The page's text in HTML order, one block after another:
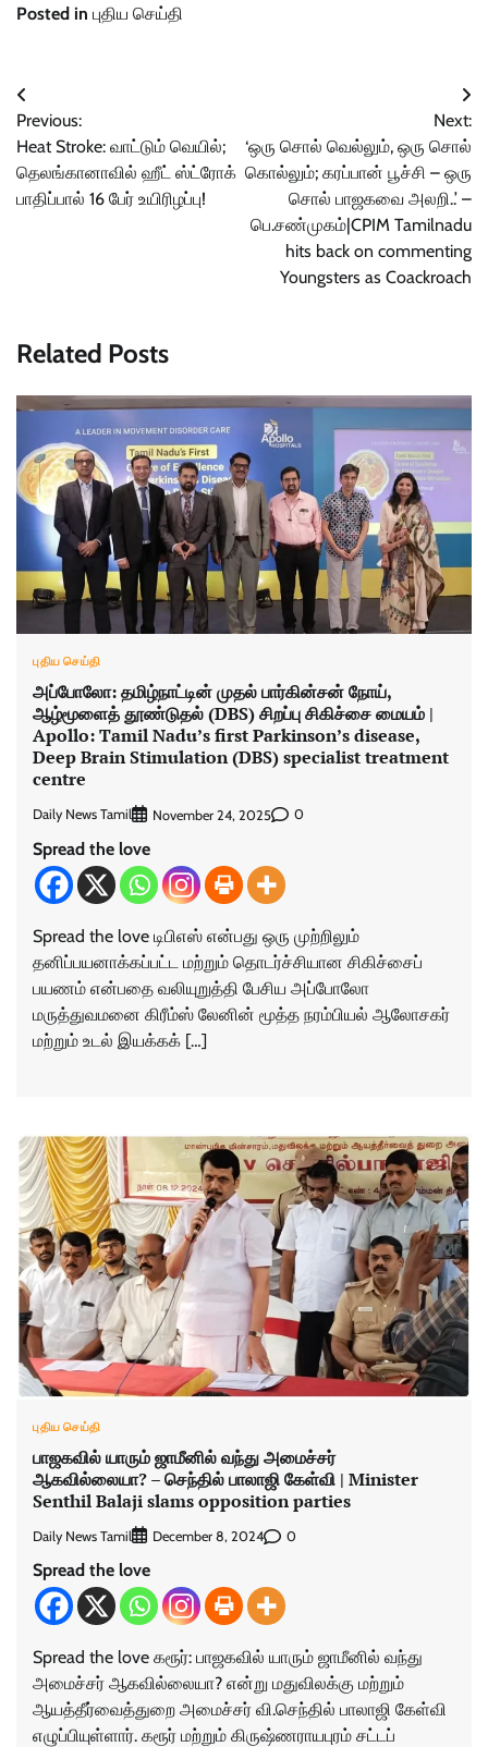
Posted in புதிய செய்தி
Post
navigation
Previous:
Heat Stroke: வாட்டும் வெயில்;
தெலங்கானாவில் ஹீட் ஸ்ட்ரோக்
பாதிப்பால் 16 பேர் உயிரிழப்பு!
Next:
‘ஒரு சொல் வெல்லும், ஒரு சொல்
கொல்லும்; கரப்பான் பூச்சி – ஒரு
சொல் பாஜகவை அலறி..’ –
பெ.சண்முகம்|CPIM Tamilnadu
hits back on commenting
Youngsters as Coackroach
Related Posts
புதிய செய்தி
அப்போலோ: தமிழ்நாட்டின் முதல் பார்கின்சன் நோய்,
ஆழ்மூளைத் தூண்டுதல் (DBS) சிறப்பு சிகிச்சை மையம் |
Apollo: Tamil Nadu’s first Parkinson’s disease,
Deep Brain Stimulation (DBS) specialist treatment
centre
Daily News Tamil November 24, 2025 0
Spread the love
Spread the love டிபிஎஸ் என்பது ஒரு முற்றிலும்
தனிப்பயனாக்கப்பட்ட மற்றும் தொடர்ச்சியான சிகிச்சைப்
பயணம் என்பதை வலியுறுத்தி பேசிய அப்போலோ
மருத்துவமனை கிரீம்ஸ் லேனின் மூத்த நரம்பியல் ஆலோசகர்
மற்றும் உடல் இயக்கக் […]
புதிய செய்தி
பாஜகவில் யாரும் ஜாமீனில் வந்து அமைச்சர்
ஆகவில்லையா? – செந்தில் பாலாஜி கேள்வி | Minister
Senthil Balaji slams opposition parties
Daily News Tamil December 8, 2024 0
Spread the love
Spread the love கரூர்: பாஜகவில் யாரும் ஜாமீனில் வந்து
அமைச்சர் ஆகவில்லையா? என்று மதுவிலக்கு மற்றும்
ஆயத்தீர்வைத்துறை அமைச்சர் வி.செந்தில் பாலாஜி கேள்வி
எழுப்பியுள்ளார். கரூர் மற்றும் கிருஷ்ணராயபுரம் சட்டப்